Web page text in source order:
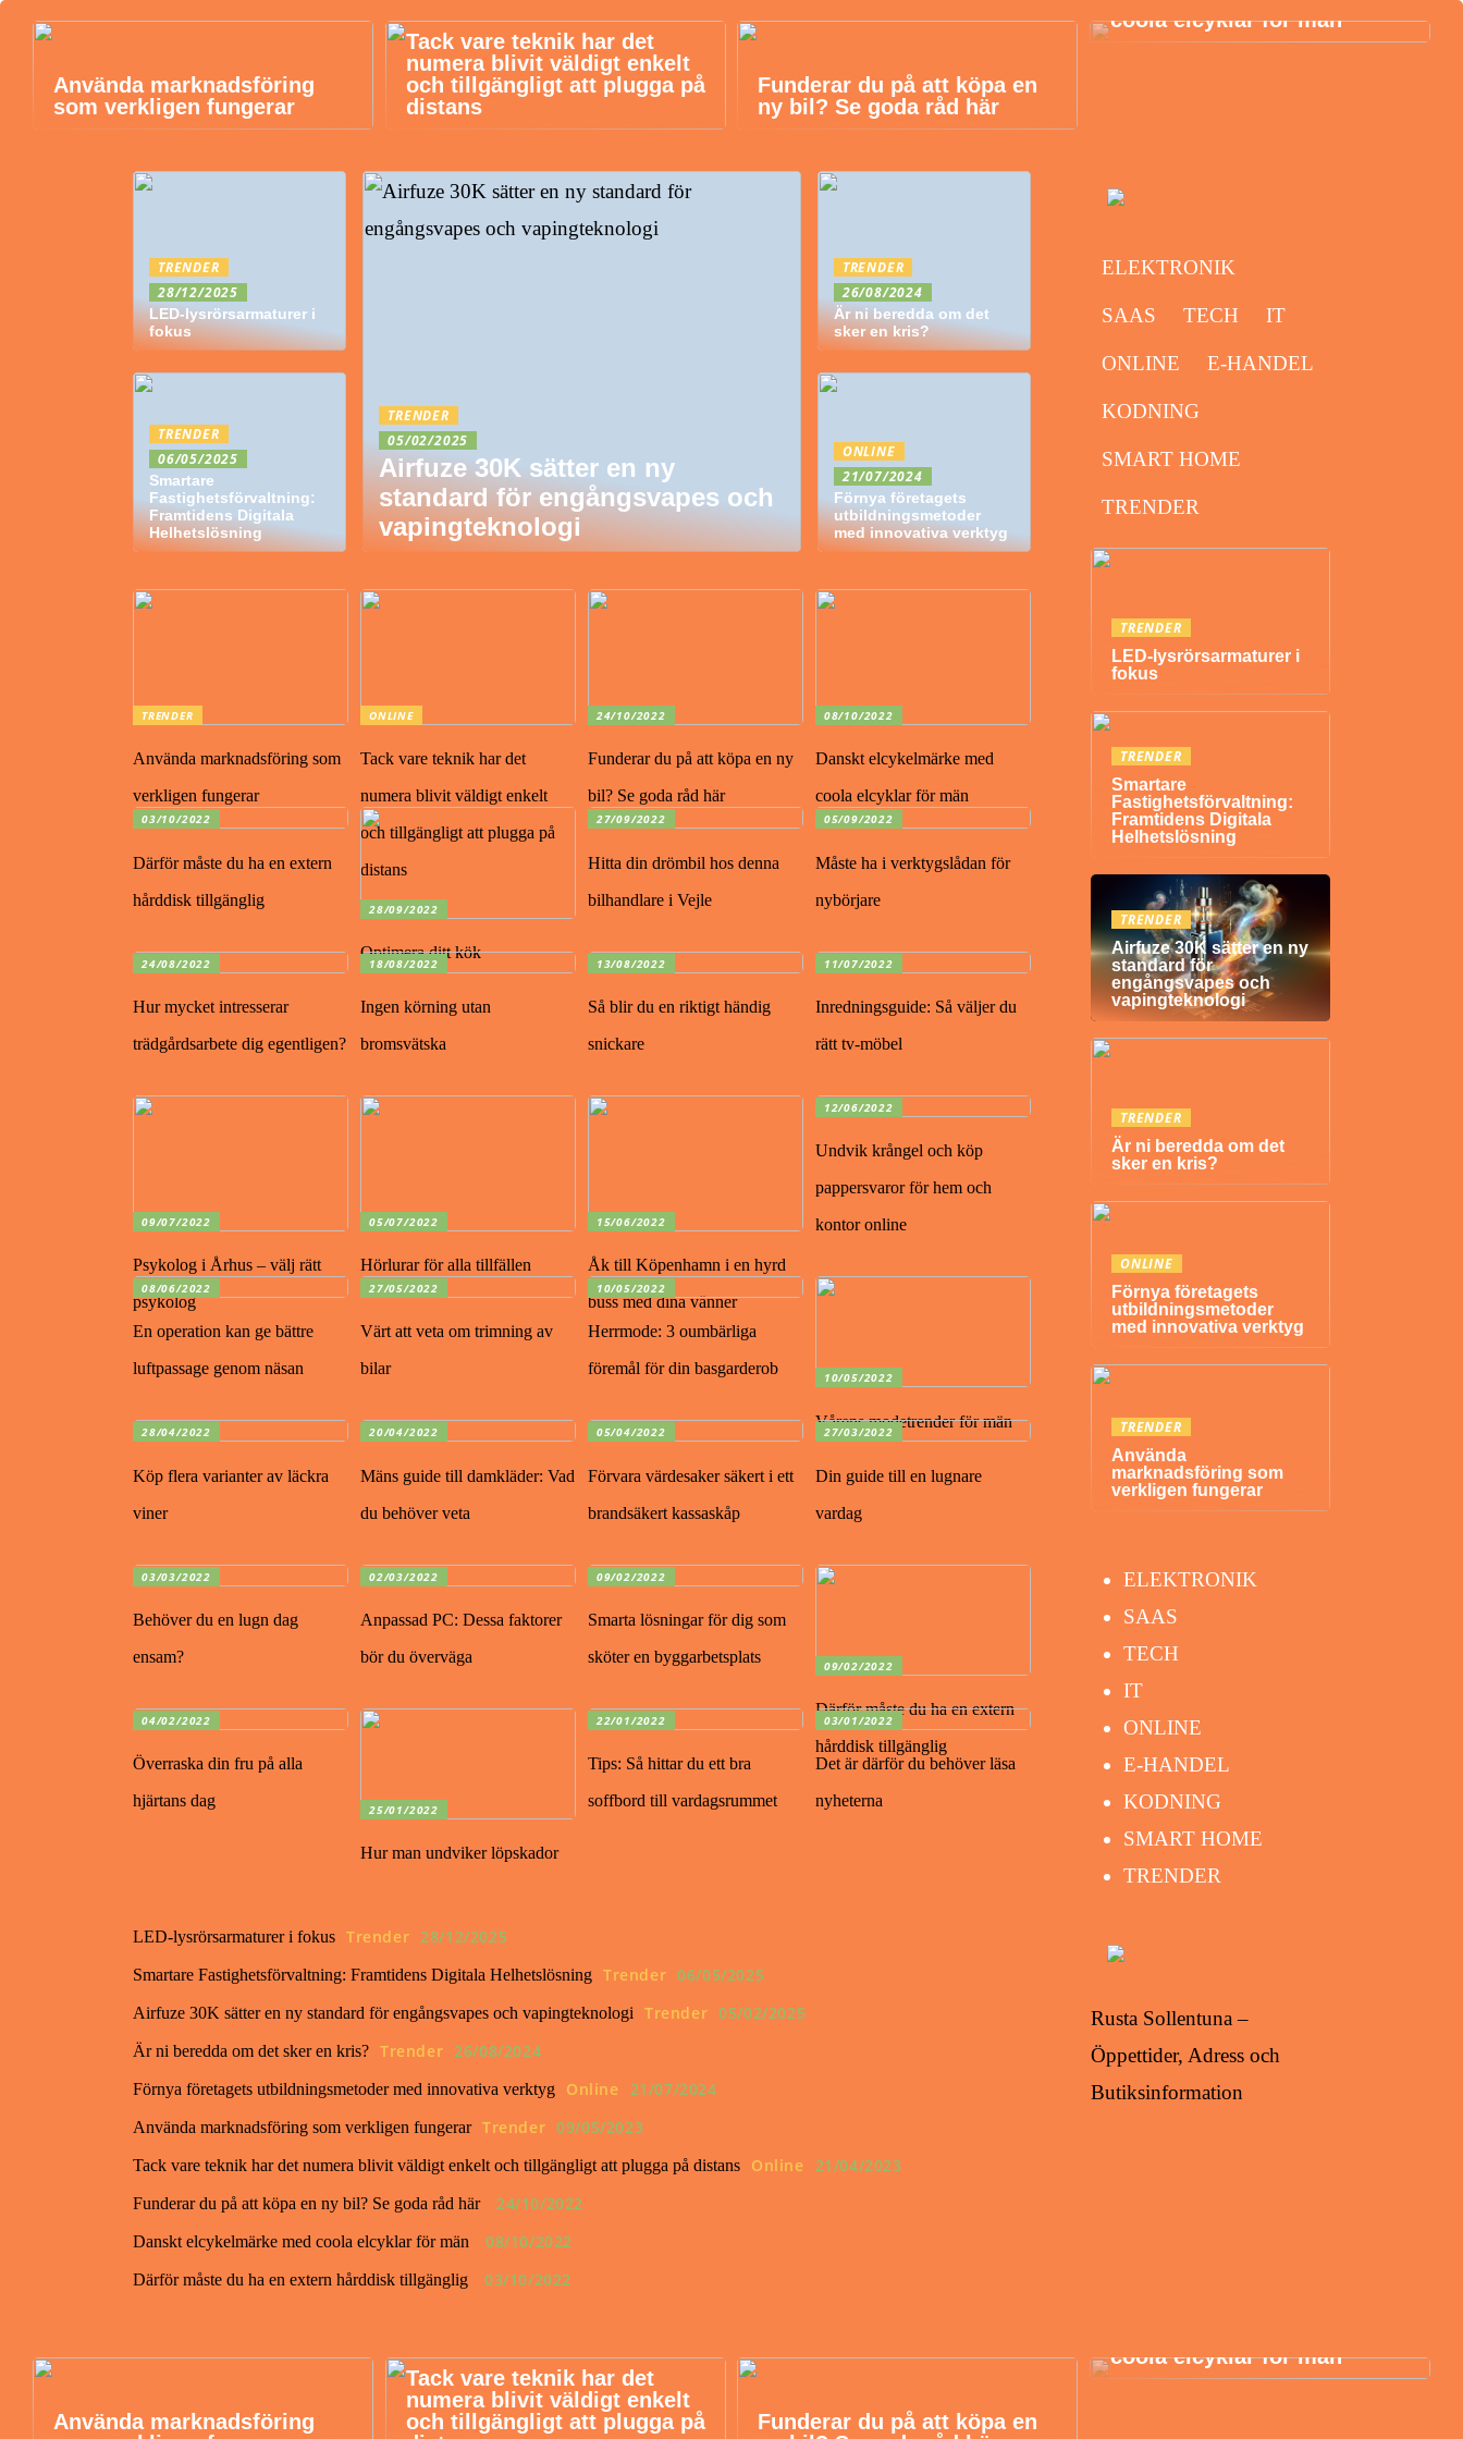
Använda marknadsföring
som verkligen fungerar
Tack vare teknik har det
numera blivit väldigt enkelt
och tillgängligt att plugga på
distans
Funderar du på att köpa en
ny bil? Se goda råd här
coola elcyklar för män
TRENDER
28/12/2025
LED-lysrörsarmaturer i
fokus
TRENDER
06/05/2025
Smartare
Fastighetsförvaltning:
Framtidens Digitala
Helhetslösning
TRENDER
05/02/2025
Airfuze 30K sätter en ny
standard för engångsvapes och
vapingteknologi
TRENDER
26/08/2024
Är ni beredda om det
sker en kris?
ONLINE
21/07/2024
Förnya företagets
utbildningsmetoder
med innovativa verktyg
TRENDER
Använda marknadsföring som
verkligen fungerar
ONLINE
Tack vare teknik har det
numera blivit väldigt enkelt
och tillgängligt att plugga på
distans
24/10/2022
Funderar du på att köpa en ny
bil? Se goda råd här
08/10/2022
Danskt elcykelmärke med
coola elcyklar för män
03/10/2022
Därför måste du ha en extern
hårddisk tillgänglig
28/09/2022
Optimera ditt kök
27/09/2022
Hitta din drömbil hos denna
bilhandlare i Vejle
05/09/2022
Måste ha i verktygslådan för
nybörjare
24/08/2022
Hur mycket intresserar
trädgårdsarbete dig egentligen?
18/08/2022
Ingen körning utan
bromsvätska
13/08/2022
Så blir du en riktigt händig
snickare
11/07/2022
Inredningsguide: Så väljer du
rätt tv-möbel
09/07/2022
Psykolog i Århus – välj rätt
psykolog
05/07/2022
Hörlurar för alla tillfällen
15/06/2022
Åk till Köpenhamn i en hyrd
buss med dina vänner
12/06/2022
Undvik krångel och köp
pappersvaror för hem och
kontor online
08/06/2022
En operation kan ge bättre
luftpassage genom näsan
27/05/2022
Värt att veta om trimning av
bilar
10/05/2022
Herrmode: 3 oumbärliga
föremål för din basgarderob
10/05/2022
Vårens modetrender för män
28/04/2022
Köp flera varianter av läckra
viner
20/04/2022
Mäns guide till damkläder: Vad
du behöver veta
05/04/2022
Förvara värdesaker säkert i ett
brandsäkert kassaskåp
27/03/2022
Din guide till en lugnare
vardag
03/03/2022
Behöver du en lugn dag
ensam?
02/03/2022
Anpassad PC: Dessa faktorer
bör du överväga
09/02/2022
Smarta lösningar för dig som
sköter en byggarbetsplats
09/02/2022
Därför måste du ha en extern
hårddisk tillgänglig
04/02/2022
Överraska din fru på alla
hjärtans dag
25/01/2022
Hur man undviker löpskador
22/01/2022
Tips: Så hittar du ett bra
soffbord till vardagsrummet
03/01/2022
Det är därför du behöver läsa
nyheterna
LED-lysrörsarmaturer i fokus Trender 28/12/2025
Smartare Fastighetsförvaltning: Framtidens Digitala Helhetslösning Trender 06/05/2025
Airfuze 30K sätter en ny standard för engångsvapes och vapingteknologi Trender 05/02/2025
Är ni beredda om det sker en kris? Trender 26/08/2024
Förnya företagets utbildningsmetoder med innovativa verktyg Online 21/07/2024
Använda marknadsföring som verkligen fungerar Trender 09/05/2023
Tack vare teknik har det numera blivit väldigt enkelt och tillgängligt att plugga på distans Online 21/04/2023
Funderar du på att köpa en ny bil? Se goda råd här 24/10/2022
Danskt elcykelmärke med coola elcyklar för män 08/10/2022
Därför måste du ha en extern hårddisk tillgänglig 03/10/2022
ELEKTRONIK
SAAS TECH IT
ONLINE E-HANDEL
KODNING
SMART HOME
TRENDER
TRENDER
LED-lysrörsarmaturer i
fokus
TRENDER
Smartare
Fastighetsförvaltning:
Framtidens Digitala
Helhetslösning
TRENDER
Airfuze 30K sätter en ny
standard för
engångsvapes och
vapingteknologi
TRENDER
Är ni beredda om det
sker en kris?
ONLINE
Förnya företagets
utbildningsmetoder
med innovativa verktyg
TRENDER
Använda
marknadsföring som
verkligen fungerar
ELEKTRONIK
SAAS
TECH
IT
ONLINE
E-HANDEL
KODNING
SMART HOME
TRENDER
Rusta Sollentuna –
Öppettider, Adress och
Butiksinformation
Använda marknadsföring
Tack vare teknik har det
numera blivit väldigt enkelt
och tillgängligt att plugga på
Funderar du på att köpa en
coola elcyklar för män